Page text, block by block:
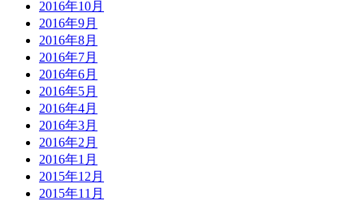
2016年10月
2016年9月
2016年8月
2016年7月
2016年6月
2016年5月
2016年4月
2016年3月
2016年2月
2016年1月
2015年12月
2015年11月